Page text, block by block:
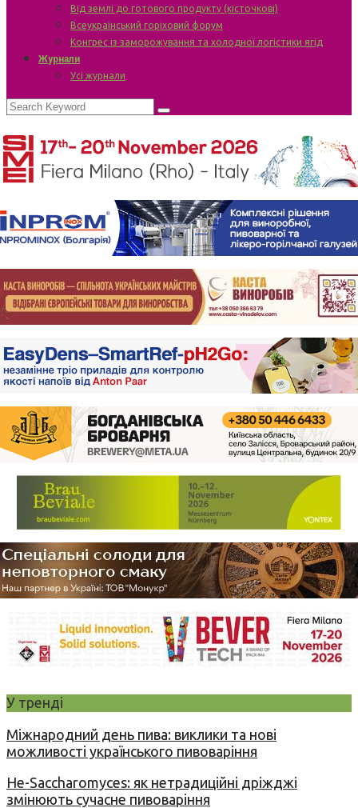
Від землі до готового продукту (кісточкові)
Всеукраїнський горіховий форум
Конгрес із заморожування та холодної логістики ягід
Журнали
Усі журнали
У тренді
Міжнародний день пива: виклики та нові
можливості українського пивоваріння
Не-Saccharomyces: як нетрадиційні дріжджі
змінюють сучасне пивоваріння